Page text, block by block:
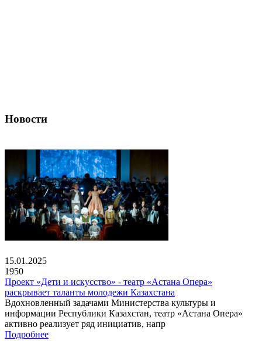
Новости
15.01.2025
1950
Проект «Дети и искусство» - театр «Астана Опера»
раскрывает таланты молодежи Казахстана
Вдохновленный задачами Министерства культуры и
информации Республики Казахстан, театр «Астана Опера»
активно реализует ряд инициатив, напр
Подробнее